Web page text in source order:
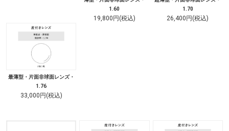
1.60
19,800円(税込)
1.70
26,400円(税込)
最薄型・片面非球面レンズ・
1.76
33,000円(税込)